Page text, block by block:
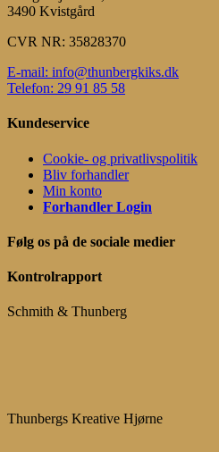
3490 Kvistgård
CVR NR: 35828370
E-mail: info@thunbergkiks.dk
Telefon: 29 91 85 58
Kundeservice
Cookie- og privatlivspolitik
Bliv forhandler
Min konto
Forhandler Login
Følg os på de sociale medier
Kontrolrapport
Schmith & Thunberg
Thunbergs Kreative Hjørne